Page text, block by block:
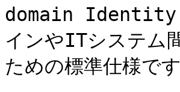
domain Identity
インやITシステム
ための標準仕様です